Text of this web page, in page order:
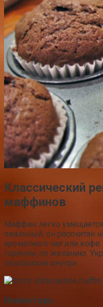
Классический
маффинов
Маффин легко
овальный, он рассчитан
ароматного чая или
горячим, по желанию.
сюрпризом внутри.
Инвентарь